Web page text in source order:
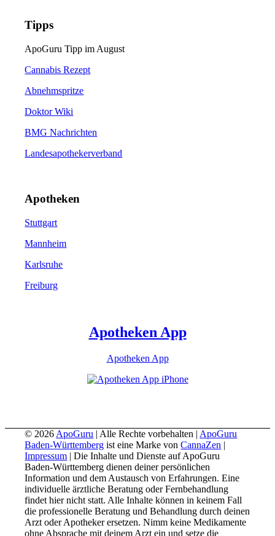
Tipps
ApoGuru Tipp im August
Cannabis Rezept
Abnehmspritze
Doktor Wiki
BMG Nachrichten
Landesapothekerverband
Apotheken
Stuttgart
Mannheim
Karlsruhe
Freiburg
Apotheken App
Apotheken App
© 2026 ApoGuru | Alle Rechte vorbehalten | ApoGuru
Baden-Württemberg ist eine Marke vonCannaZen |
Impressum | Die Inhalte und Dienste auf ApoGuru
Baden-Württemberg dienen deiner persönlichen
Information und dem Austausch von Erfahrungen. Eine
individuelle ärztliche Beratung oder Fernbehandlung
findet hier nicht statt. Alle Inhalte können in keinem Fall
die professionelle Beratung und Behandlung durch deinen
Arzt oder Apotheker ersetzen. Nimm keine Medikamente
ohne Absprache mit deinem Arzt ein und setze die